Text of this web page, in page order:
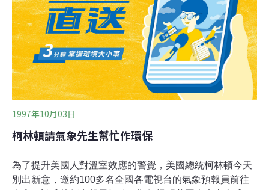
庭醫學和流行病學的專家里昂說研究發現落塵引起致命白
血病，並指責當時政府掩蓋真相。據1990年一份研究報
告，住在落塵地區19歲以下的小孩，死於白血病的危險性
比一般人高8倍。
1997年10月03日
柯林頓請氣象先生幫忙作環保
為了提升美國人對溫室效應的警覺，美國總統柯林頓今天
別出新意，邀約100多名全國各電視台的氣象預報員前往